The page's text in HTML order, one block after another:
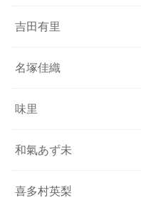
吉田有里
名塚佳織
味里
和氣あず未
喜多村英梨